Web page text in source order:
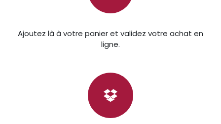
Ajoutez là à votre panier et validez votre achat en
ligne.